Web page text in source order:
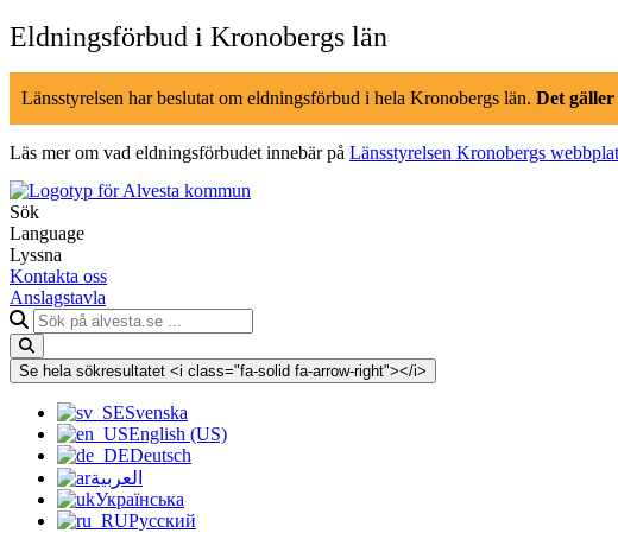
Hoppa
till
innehåll
Eldningsförbud i Kronobergs län
Länsstyrelsen har beslutat om eldningsförbud i hela Kronobergs län. Det
Läs mer om vad eldningsförbudet innebär på Länsstyrelsen Kronobergs
Sök
Language
Lyssna
Kontakta oss
Anslagstavla
Sök
på
alvesta.se
Se hela sökresultatet <i class="fa-solid fa-arrow-right"></i>
Svenska
English (US)
Deutsch
العربية
Українська
Русский